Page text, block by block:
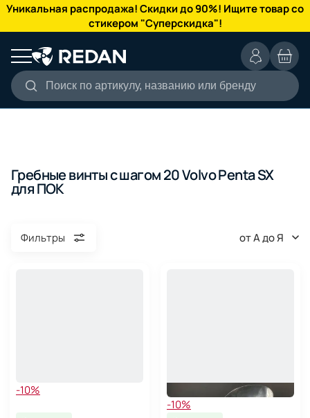
Уникальная распродажа! Скидки до 90%! Ищите товар со
стикером "Суперскидка"!
Поиск по артикулу, названию или бренду
КАТАЛОГ
Гребные винты с шагом 20 Volvo Penta SX
для ПОК
Фильтры от А до Я
-10%
-10%